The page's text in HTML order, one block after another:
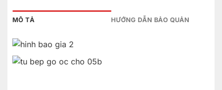
MÔ TẢ HƯỚNG DẪN BẢO QUẢN